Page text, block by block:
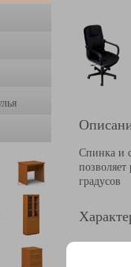
Спинка и
градусов